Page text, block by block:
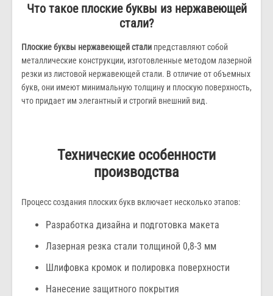
Что такое плоские буквы из нержавеющей
стали?
Плоские буквы нержавеющей стали представляют собой
металлические конструкции, изготовленные методом лазерной
резки из листовой нержавеющей стали. В отличие от объемных
букв, они имеют минимальную толщину и плоскую поверхность,
что придает им элегантный и строгий внешний вид.
Технические особенности
производства
Процесс создания плоских букв включает несколько этапов:
Разработка дизайна и подготовка макета
Лазерная резка стали толщиной 0,8-3 мм
Шлифовка кромок и полировка поверхности
Нанесение защитного покрытия